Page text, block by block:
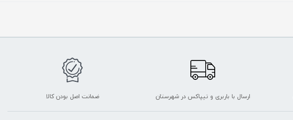
ارسال با باربری و تیپاکس در شهرستان ضمانت اصل بودن کالا